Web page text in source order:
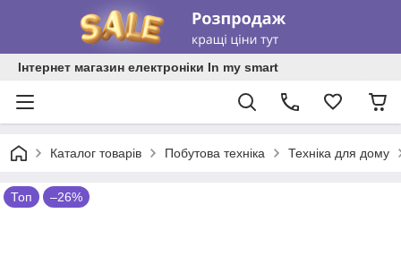
Інтернет магазин електроніки In my smart
Каталог товарів Побутова техніка Техніка для дому
Топ –26%